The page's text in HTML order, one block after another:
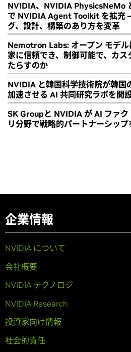
NVIDIA、NVIDIA PhysicsNeMo
で NVIDIA Agent Toolkit を拡充
グ、設計、構築のあり方を変革
Nemotron Labs: オープン モデル
家に信頼でき、制御可能で、カ
たらすのか
NVIDIA と韓国科学技術院が韓国
加速させる AI 共同研究ラボを開
SK Groupと NVIDIA が AI ファ
リ分野で戦略的パートナーシップ
企業情報
NVIDIA について
会社概要
NVIDIA テクノロジ
NVIDIA Research
投資家向け情報
社会的責任